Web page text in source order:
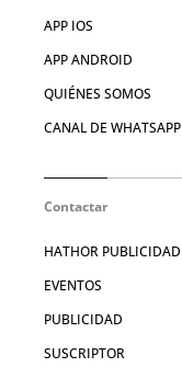
APP IOS
APP ANDROID
QUIÉNES SOMOS
CANAL DE WHATSAPP
Contactar
HATHOR PUBLICIDAD
EVENTOS
PUBLICIDAD
SUSCRIPTOR